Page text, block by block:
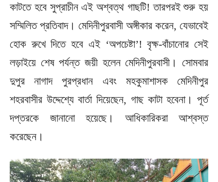
কাটতে হবে সুপ্রাচীন এই অশ্বত্থ গাছটি! তারপরই শুরু হয়
সম্মিলিত প্রতিবাদ। মেদিনীপুরবাসী অঙ্গীকার করেন, যেভাবেই
হোক রুখে দিতে হবে এই ‘অপচেষ্টা’! বৃক্ষ-বাঁচানোর সেই
লড়াইয়ে শেষ পর্যন্ত জয়ী হলেন মেদিনীপুরবাসী। সোমবার
দুপুর নাগাদ পুরপ্রধান এবং মহকুমাশাসক মেদিনীপুর
শহরবাসীর উদ্দেশ্যে বার্তা দিয়েছেন, গাছ কাটা হবেনা। পূর্ত
দপ্তরকে জানানো হয়েছে। আধিকারিকরা আশ্বস্ত
করেছেন।